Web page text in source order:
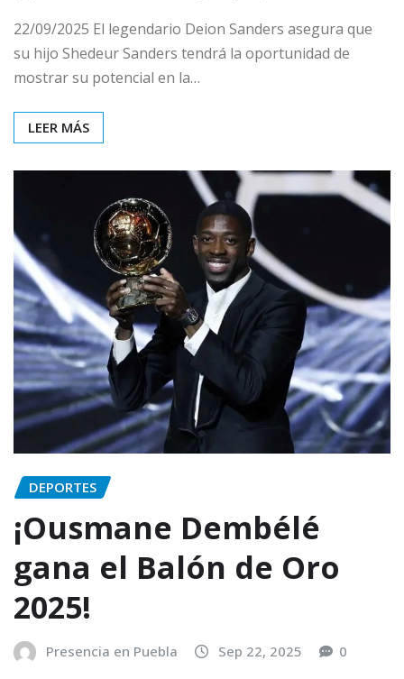
22/09/2025 El legendario Deion Sanders asegura que
su hijo Shedeur Sanders tendrá la oportunidad de
mostrar su potencial en la…
LEER MÁS
DEPORTES
¡Ousmane Dembélé
gana el Balón de Oro
2025!
Presencia en Puebla Sep 22, 2025 0